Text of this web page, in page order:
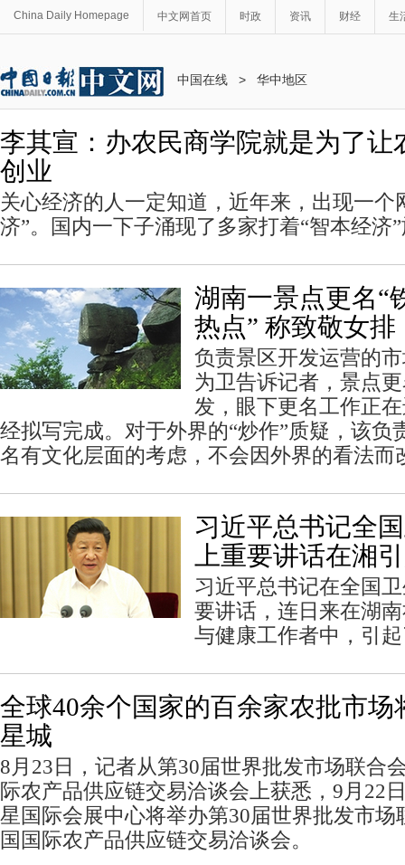
China Daily Homepage 中文网首页 时政 资讯 财经 生
中国在线 > 华中地区
李其宣：办农民商学院就是为了让
创业
关心经济的人一定知道，近年来，出现一个
济”。国内一下子涌现了多家打着“智本经济
湖南一景点更名“
热点” 称致敬女排
负责景区开发运营的
为卫告诉记者，景点
发，眼下更名工作正
经拟写完成。对于外界的“炒作”质疑，该负
名有文化层面的考虑，不会因外界的看法而
习近平总书记全
上重要讲话在湘
习近平总书记在全国
要讲话，连日来在湖
与健康工作者中，引
全球40余个国家的百余家农批市场
星城
8月23日，记者从第30届世界批发市场联合
际农产品供应链交易洽谈会上获悉，9月22
星国际会展中心将举办第30届世界批发市场
国国际农产品供应链交易洽谈会。